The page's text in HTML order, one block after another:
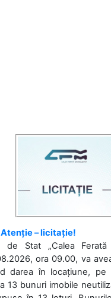
Atenție – licitație!
de Stat „Calea
ora 09.00, va
darea în locațiune,
13 bunuri imobile